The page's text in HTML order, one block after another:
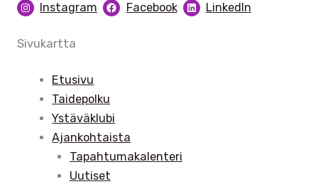
Instagram Facebook LinkedIn
Sivukartta
Etusivu
Taidepolku
Ystäväklubi
Ajankohtaista
Tapahtumakalenteri
Uutiset